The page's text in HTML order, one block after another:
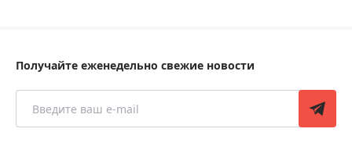
Получайте еженедельно свежие новости